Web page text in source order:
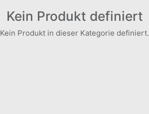
Kein Produkt definiert
Kein Produkt in dieser Kategorie definiert.